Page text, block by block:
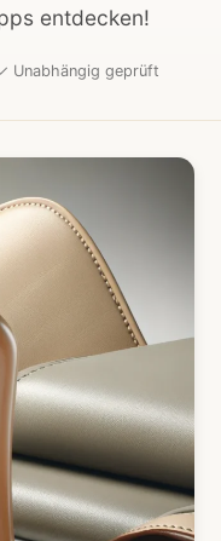
entdecken!
Unabhängig geprüft